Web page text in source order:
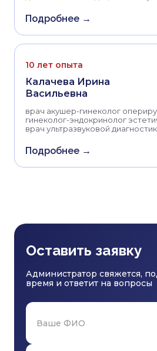
Подробнее →
10 лет опыта
Калачева Ирина
Васильевна
врач акушер-гинеколог
гинеколог-эндокринолог
врач ультразвуковой
Подробнее →
Оставить заявку
Администратор свяжется,
время и ответит на вопросы